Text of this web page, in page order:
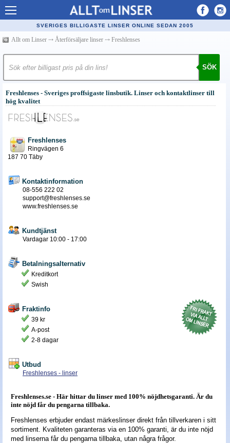
Allt om Linser
Billiga kontaktlinser
Köpa linser på nätet
Populära linser
Kontaktlinstyper
Optiker
Glasögon
Tillverkare - linser
Linstillbehör
SVERIGES BILLIGASTE LINSER ONLINE SEDAN 2005
Allt om Linser ⤏ Återförsäljare linser ⤏ Freshlenses
SÖK
Freshlenses - Sveriges proffsigaste linsbutik. Linser och kontaktlinser till
hög kvalitet
Freshlenses
Ringvägen 6
187 70 Täby
Kontaktinformation
08-556 222 02
support@freshlenses.se
www.freshlenses.se
Kundtjänst
Vardagar 10:00 - 17:00
Betalningsalternativ
Kreditkort
Swish
Fraktinfo
39 kr
A-post
2-8 dagar
Utbud
Freshlenses - linser
Freshlenses.se - Här hittar du linser med 100% nöjdhetsgaranti. Är du
inte nöjd får du pengarna tillbaka.
Freshlenses erbjuder endast märkeslinser direkt från tillverkaren i sitt
sortiment. Kvaliteten garanteras via en 100% garanti, är du inte nöjd
med linserna får du pengarna tillbaka, utan några frågor.